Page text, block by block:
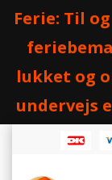
Ferie: Til
lukket og
undervejs